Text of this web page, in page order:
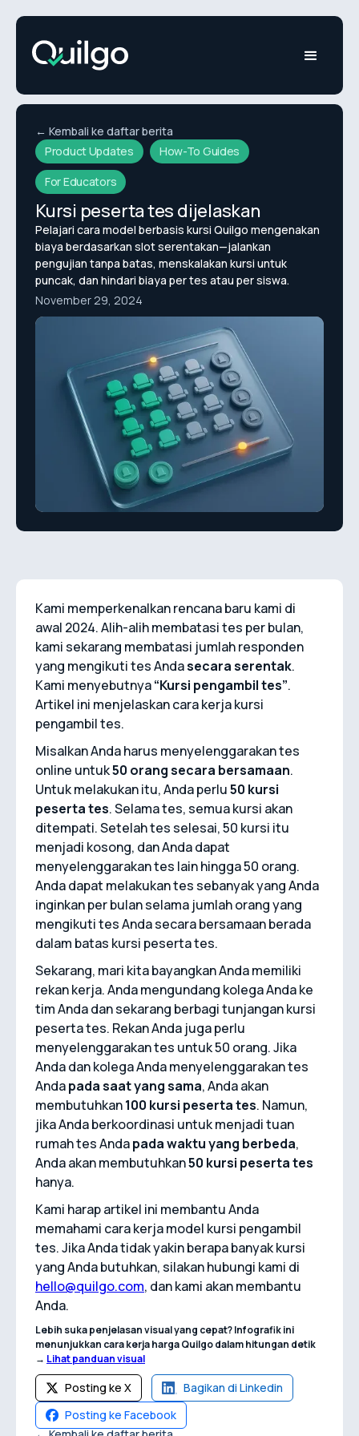
← Kembali ke daftar berita
Product Updates
How-To Guides
For Educators
Kursi peserta tes dijelaskan
Pelajari cara model berbasis kursi Quilgo mengenakan
biaya berdasarkan slot serentakan—jalankan
pengujian tanpa batas, menskalakan kursi untuk
puncak, dan hindari biaya per tes atau per siswa.
November 29, 2024
Kami memperkenalkan rencana baru kami di
awal 2024. Alih-alih membatasi tes per bulan,
kami sekarang membatasi jumlah responden
yang mengikuti tes Andasecara serentak.
Kami menyebutnya“Kursi pengambil tes”.
Artikel ini menjelaskan cara kerja kursi
pengambil tes.
Misalkan Anda harus menyelenggarakan tes
online untuk50 orang secara bersamaan.
Untuk melakukan itu, Anda perlu50 kursi
peserta tes. Selama tes, semua kursi akan
ditempati. Setelah tes selesai, 50 kursi itu
menjadi kosong, dan Anda dapat
menyelenggarakan tes lain hingga 50 orang.
Anda dapat melakukan tes sebanyak yang Anda
inginkan per bulan selama jumlah orang yang
mengikuti tes Anda secara bersamaan berada
dalam batas kursi peserta tes.
Sekarang, mari kita bayangkan Anda memiliki
rekan kerja. Anda mengundang kolega Anda ke
tim Anda dan sekarang berbagi tunjangan kursi
peserta tes. Rekan Anda juga perlu
menyelenggarakan tes untuk 50 orang. Jika
Anda dan kolega Anda menyelenggarakan tes
Andapada saat yang sama, Anda akan
membutuhkan100 kursi peserta tes. Namun,
jika Anda berkoordinasi untuk menjadi tuan
rumah tes Andapada waktu yang berbeda,
Anda akan membutuhkan50 kursi peserta tes
hanya.
Kami harap artikel ini membantu Anda
memahami cara kerja model kursi pengambil
tes. Jika Anda tidak yakin berapa banyak kursi
yang Anda butuhkan, silakan hubungi kami di
hello@quilgo.com, dan kami akan membantu
Anda.
Lebih suka penjelasan visual yang cepat? Infografik ini
menunjukkan cara kerja harga Quilgo dalam hitungan detik
→ Lihat panduan visual
Posting ke X
Bagikan di Linkedin
Posting ke Facebook